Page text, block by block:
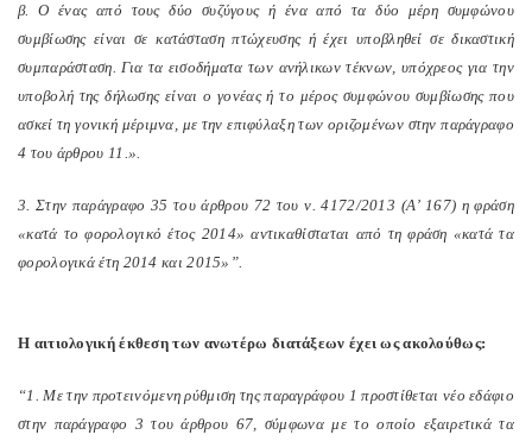
β. Ο ένας από τους δύο συζύγους ή ένα από τα δύο μέρη συμφώνου
συμβίωσης είναι σε κατάσταση πτώχευσης ή έχει υποβληθεί σε δικαστική
συμπαράσταση. Για τα εισοδήματα των ανήλικων τέκνων, υπόχρεος για την
υποβολή της δήλωσης είναι ο γονέας ή το μέρος συμφώνου συμβίωσης που
ασκεί τη γονική μέριμνα, με την επιφύλαξη των οριζομένων στην παράγραφο
4 του άρθρου 11.».
3. Στην παράγραφο 35 του άρθρου 72 του ν. 4172/2013 (Α’ 167) η φράση
«κατά το φορολογικό έτος 2014» αντικαθίσταται από τη φράση «κατά τα
φορολογικά έτη 2014 και 2015»”.
Η αιτιολογική έκθεση των ανωτέρω διατάξεων έχει ως ακολούθως:
“1. Με την προτεινόμενη ρύθμιση της παραγράφου 1 προστίθεται νέο εδάφιο
στην παράγραφο 3 του άρθρου 67, σύμφωνα με το οποίο εξαιρετικά τα